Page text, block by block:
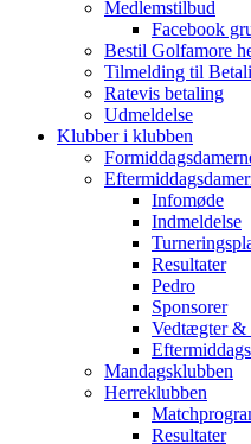
Medlemstilbud
Facebook
Bestil Golfamore
Tilmelding til
Ratevis betaling
Udmeldelse
Klubber i klubben
Infomøde
Indmeldelse
Resultater
Pedro
Sponsorer
Vedtægter &
Mandagsklubben
Herreklubben
Resultater